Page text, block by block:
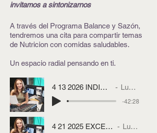
invitamos a sintonizarnos
A través del Programa Balance y Sazón,
tendremos una cita para compartir temas
de Nutricion con comidas saludables.
Un espacio radial pensando en ti.
4 13 2026 INDICE GLUCEMICO
Lucy Garcia
-42:28
4 21 2025 EXCESO DE AZUCARES
Lucy Garcia